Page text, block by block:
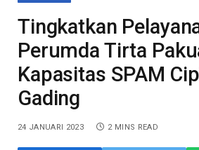
Tingkatkan
Perumda Tirta
Kapasitas SPAM
Gading
24 JANUARI 2023 2 MINS READ